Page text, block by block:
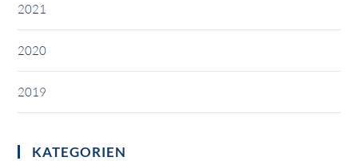
2021
2020
2019
KATEGORIEN